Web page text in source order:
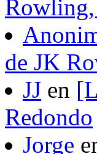
de JK
JJ en
Redondo
Jorge